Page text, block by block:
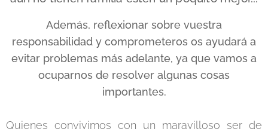
Además, reflexionar sobre vuestra
responsabilidad y comprometeros os ayudará a
evitar problemas más adelante, ya que vamos a
ocuparnos de resolver algunas cosas
importantes.
Quienes convivimos con un maravilloso ser de